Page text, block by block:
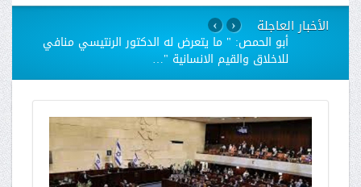
الأخبار العاجلة
استمرار مسلسل الانتهاكات بحق الاسيرات في سجن
"الدامون"
› ‹